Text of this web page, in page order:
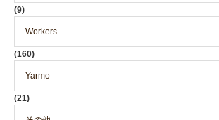
(9)
Workers
(160)
Yarmo
(21)